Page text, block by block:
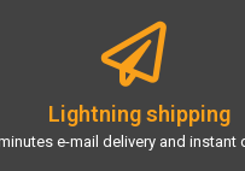
Lightning shipping
e-mail delivery and instant